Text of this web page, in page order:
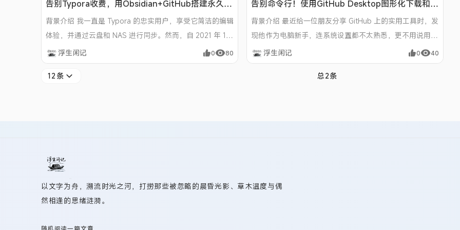
告别Typora收费，用Obsidian+GitHub搭建永久免
费的笔记云同步方案
背景介绍 我一直是 Typora 的忠实用户，享受它简洁的编辑
体验，并通过云盘和 NAS 进行同步。然而，自 2021 年 11
月 Typora 1.0 版本发布并转向收费&#
浮生闲记 0 80
告别命令行！使用GitHub Desktop图形化下载和管
理项目（小白友好教程）
背景介绍 最近给一位朋友分享 GitHub 上的实用工具时，发
现他作为电脑新手，连系统设置都不太熟悉，更不用说用命
令行操作 Git 了。
浮生闲记 0 40
12条 总2条
以文字为舟，溯流时光之河，打捞那些被忽略的晨昏光影、草木温度与偶
然相逢的思绪涟漪。
随机阅读一篇文章